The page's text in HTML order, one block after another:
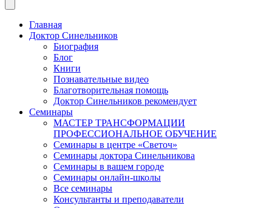
Главная
Доктор Синельников
Биография
Блог
Книги
Познавательные видео
Благотворительная помощь
Доктор Синельников рекомендует
Семинары
МАСТЕР ТРАНСФОРМАЦИИ
ПРОФЕССИОНАЛЬНОЕ ОБУЧЕНИЕ
Семинары в центре «Светоч»
Семинары доктора Синельникова
Семинары в вашем городе
Семинары онлайн-школы
Все семинары
Консультанты и преподаватели